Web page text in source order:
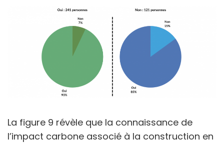
La figure 9 révèle que la connaissance de
l’impact carbone associé à la construction en